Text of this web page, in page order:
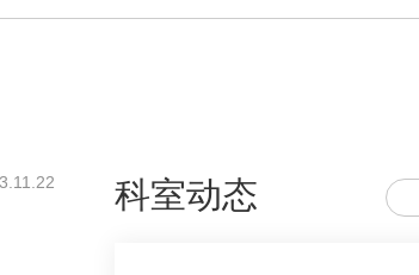
科室动态